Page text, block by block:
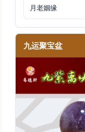
月老姻缘
九运聚宝盆